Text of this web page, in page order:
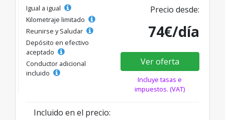
Igual a igual
Kilometraje limitado
Reunirse y Saludar
Depósito en efectivo
aceptado
Conductor adicional
incluido
Precio desde:
74€/día
Ver oferta
Incluye tasas e
impuestos. (VAT)
Incluido en el precio: